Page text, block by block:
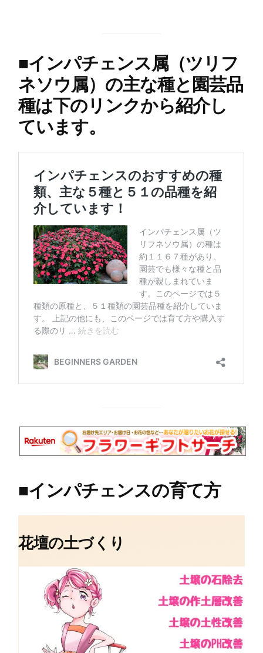
■インパチェンス属（ツリフ
ネソウ属）の主な種と園芸品
種は下のリンクから紹介し
ています。
■インパチェンスの育て方
花壇の土づくり